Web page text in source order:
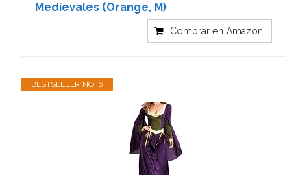
Medievales (Orange, M)
Comprar en Amazon
BESTSELLER NO. 6